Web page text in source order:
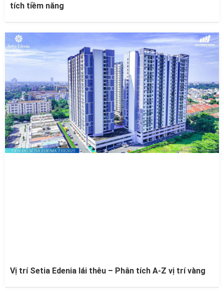
tích tiềm năng
Vị trí Setia Edenia lái thêu – Phân tích A-Z vị trí vàng